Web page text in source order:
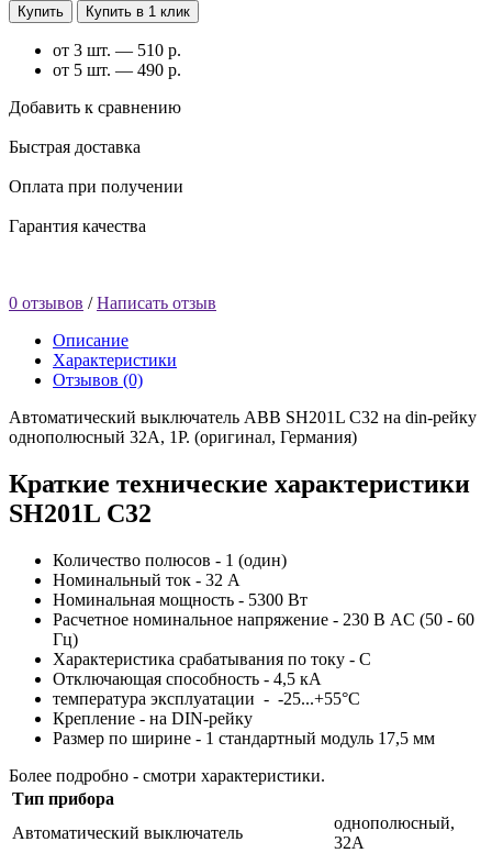
Купить Купить в 1 клик
от 3 шт. — 510 р.
от 5 шт. — 490 р.
Добавить к сравнению
Быстрая доставка
Оплата при получении
Гарантия качества
0 отзывов /Написать отзыв
Описание
Характеристики
Отзывов (0)
Автоматический выключатель ABB SH201L C32 на din-рейку
однополюсный 32А, 1Р. (оригинал, Германия)
Краткие технические характеристики
SH201L C32
Количество полюсов - 1 (один)
Номинальный ток - 32 А
Номинальная мощность - 5300 Вт
Расчетное номинальное напряжение - 230 В AC (50 - 60
Гц)
Характеристика срабатывания по току - С
Отключающая способность - 4,5 кА
температура эксплуатации - -25...+55°C
Крепление - на DIN-рейку
Размер по ширине - 1 стандартный модуль 17,5 мм
Более подробно - смотри характеристики.
Тип прибора
Автоматический выключатель
однополюсный,
32А